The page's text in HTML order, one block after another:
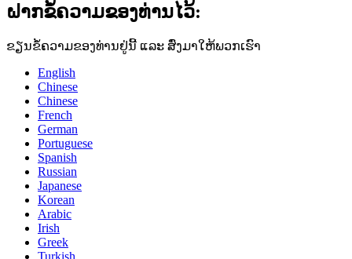
ຝາກຂໍ້ຄວາມຂອງທ່ານໄວ້:
ຂຽນຂໍ້ຄວາມຂອງທ່ານຢູ່ນີ້ ແລະ ສົ່ງມາໃຫ້ພວກເຮົາ
English
Chinese
Chinese
French
German
Portuguese
Spanish
Russian
Japanese
Korean
Arabic
Irish
Greek
Turkish